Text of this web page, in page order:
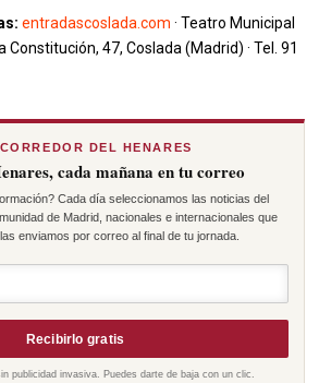
entradascoslada.com · Teatro Municipal
Constitución, 47, Coslada (Madrid) · Tel. 91
DEL HENARES
cada mañana en tu correo
Cada día seleccionamos las noticias del
de Madrid, nacionales e internacionales que
enviamos por correo al final de tu jornada.
Recibirlo gratis
publicidad invasiva. Puedes darte de baja con un clic.